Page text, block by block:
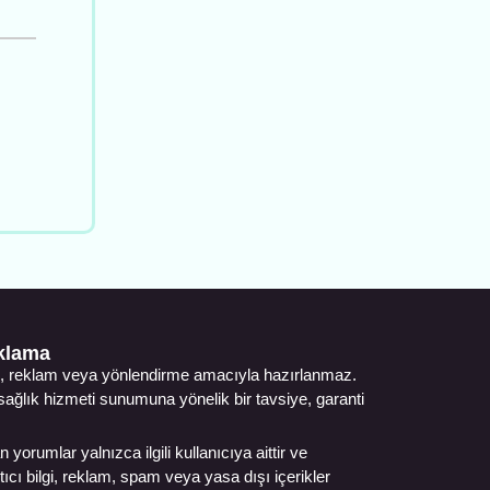
reklam veya yönlendirme amacıyla hazırlanmaz.
hizmeti sunumuna yönelik bir tavsiye, garanti
yorumlar yalnızca ilgili kullanıcıya aittir ve
bilgi, reklam, spam veya yasa dışı içerikler